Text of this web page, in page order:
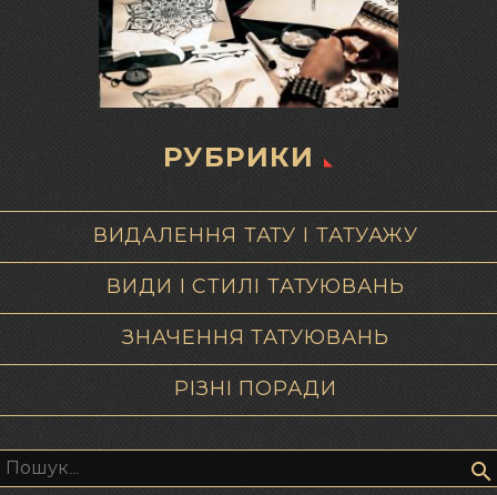
РУБРИКИ
ВИДАЛЕННЯ ТАТУ І ТАТУАЖУ
ВИДИ І СТИЛІ ТАТУЮВАНЬ
ЗНАЧЕННЯ ТАТУЮВАНЬ
РІЗНІ ПОРАДИ